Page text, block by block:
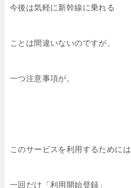
今後は気軽に新幹線に乗れる
ことは間違いないのですが、
一つ注意事項が。
このサービスを利用するためには
一回だけ「利用開始登録」